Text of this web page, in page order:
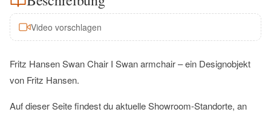
Video vorschlagen
Fritz Hansen Swan Chair I Swan armchair – ein Designobjekt
von Fritz Hansen.
Auf dieser Seite findest du aktuelle Showroom-Standorte, an